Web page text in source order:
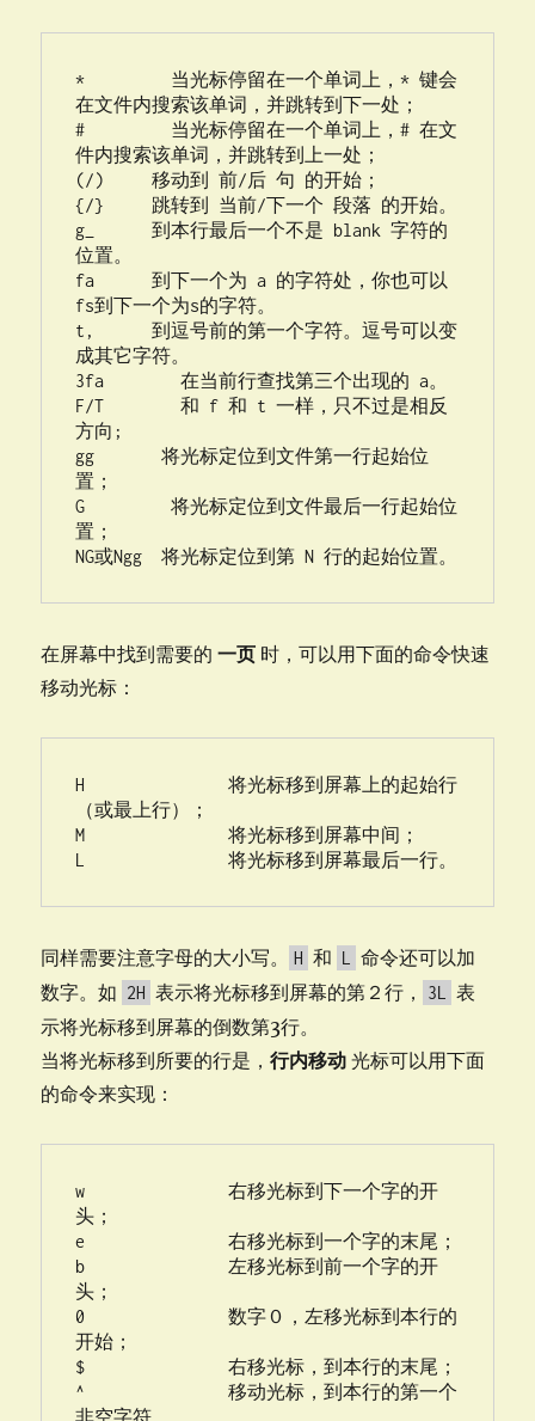
*         当光标停留在一个单词上，* 键会
在文件内搜索该单词，并跳转到下一处；
#         当光标停留在一个单词上，# 在文
件内搜索该单词，并跳转到上一处；
(/)     移动到 前/后 句 的开始；
{/}     跳转到 当前/下一个 段落 的开始。
g_      到本行最后一个不是 blank 字符的
位置。
fa      到下一个为 a 的字符处，你也可以
fs到下一个为s的字符。
t,      到逗号前的第一个字符。逗号可以变
成其它字符。
3fa        在当前行查找第三个出现的 a。
F/T        和 f 和 t 一样，只不过是相反
方向;
gg       将光标定位到文件第一行起始位
置；
G         将光标定位到文件最后一行起始位
置；
NG或Ngg  将光标定位到第 N 行的起始位置。
在屏幕中找到需要的一页 时，可以用下面的命令快速
移动光标：
H               将光标移到屏幕上的起始行
（或最上行）；
M               将光标移到屏幕中间；
同样需要注意字母的大小写。 H 和 L
命令还可以加
数字。如 2H 表示将光标移到屏幕的第２行， 3L
表
示将光标移到屏幕的倒数第3行。
当将光标移到所要的行是，行内移动 光标可以用下面
的命令来实现：
w               右移光标到下一个字的开
头；
e               右移光标到一个字的末尾；
b               左移光标到前一个字的开
头；
0               数字０，左移光标到本行的
开始；
$               右移光标，到本行的末尾；
^               移动光标，到本行的第一个